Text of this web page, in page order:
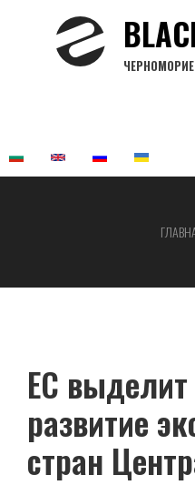
навигации
ЕС
развитие
стран